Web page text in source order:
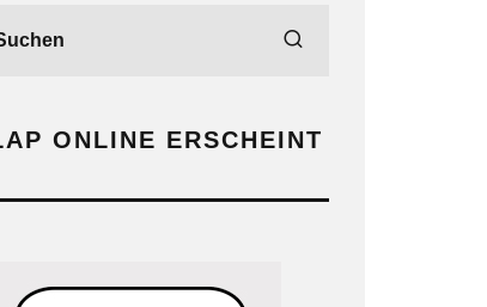
ONLINE ERSCHEINT